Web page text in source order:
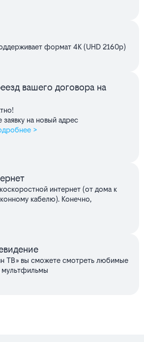
формат 4K (UHD 2160p)
вашего договора на
на новый адрес
>
интернет (от дома к
кабелю). Конечно,
ТВ» вы сможете смотреть любимые